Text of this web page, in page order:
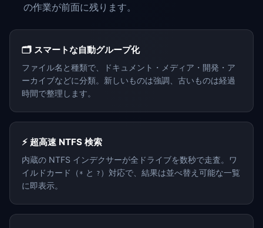
の作業が前面に残ります。
🗂️ スマートな自動グループ化
ファイル名と種類で、ドキュメント・メディア・開発・ア
ーカイブなどに分類。新しいものは強調、古いものは経過
時間で整理します。
⚡ 超高速 NTFS 検索
内蔵の NTFS インデクサーが全ドライブを数秒で走査。ワ
イルドカード（ * と ? ）対応で、結果は並べ替え可能な一覧
に即表示。